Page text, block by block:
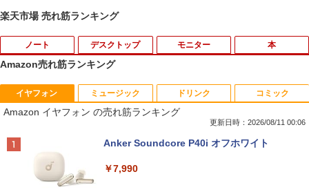
楽天市場 売れ筋ランキング
ノート
1
中古ノートパソコン・ windows11 offic
e付・整備済み品・富士通 ARROWS Tab
Q508 文教モデル 10.1型 WUXGA タブレ
s 11 & Office 2019 搭載) 本体＋専用キ
デスクトップ
1
地デジ BS TV 視聴 Youtube 動画 23.8 i
n NEC ラビ LAVIE Direct DA570M 整備
済 第8世代 Corei5 デスクトップパソコン
NDOWS11 メモリ8GB DVDマルチ キー
office付き TVチューナー PC 本体 送料込
モニター
1
モバイルモニター HAILESI S123E 12.3
インチ タッチパネル タッチペン対応 モ
バイルディスプレイ 1920x1280 フルHD
HDR対応 OTG対応 ポータブルモニター
XBOX PC Mac iPhone
本
1
ハーレム王の異世界プレス漫遊記 〜最強
無双のおじさんはあらゆる種族を嫁にす
る〜（コミック） ： 6 【電子書籍】[ 灰
Amazon売れ筋ランキング
イヤフォン
Amazon イヤフォン の売れ筋ランキング
更新日時：2026/08/11 00:06
Anker Soundcore P40i オフホワイト
￥7,990
ミュージック ドリンク コミック